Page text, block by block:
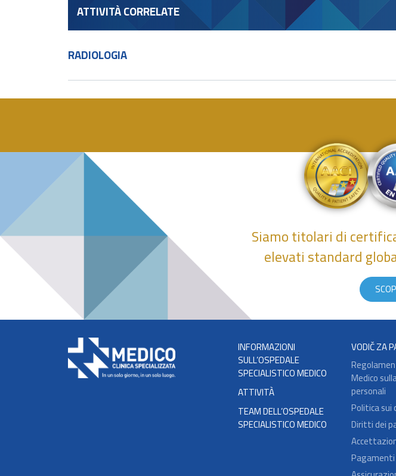
ATTIVITÀ CORRELATE
RADIOLOGIA
Siamo titolari di
elevati standard
INFORMAZIONI
SULL’OSPEDALE
SPECIALISTICO MEDICO
ATTIVITÀ
TEAM DELL’OSPEDALE
SPECIALISTICO MEDICO
VODIČ ZA
Medico
personali
Politica sui
Diritti dei